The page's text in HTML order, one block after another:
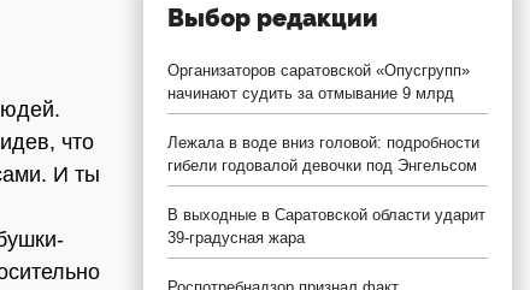
что
И ты
Выбор редакции
Организаторов саратовской «Опусгрупп»
начинают судить за отмывание 9 млрд
Лежала в воде вниз головой: подробности
гибели годовалой девочки под Энгельсом
В выходные в Саратовской области ударит
39-градусная жара